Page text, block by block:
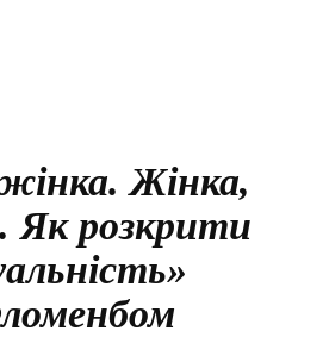
Жінка,
Як розкрити